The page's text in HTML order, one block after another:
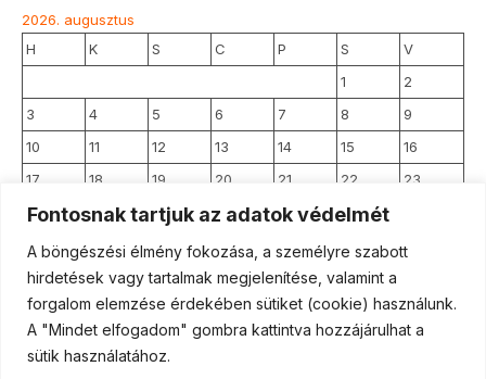
Fontosnak tartjuk az adatok védelmét
A böngészési élmény fokozása, a személyre szabott
hirdetések vagy tartalmak megjelenítése, valamint a
forgalom elemzése érdekében sütiket (cookie) használunk.
A "Mindet elfogadom" gombra kattintva hozzájárulhat a
sütik használatához.
2026. augusztus
H
K S C P S
V
1
2
3
4 5 6 7 8
9
10
11 12 13 14 15
16
17
18 19 20 21 22
23
24
25 26 27 28 29
31
« jún